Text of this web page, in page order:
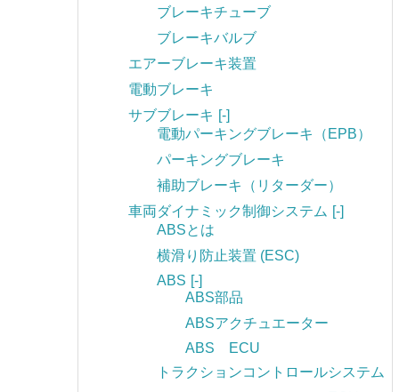
ブレーキチューブ
ブレーキバルブ
エアーブレーキ装置
電動ブレーキ
サブブレーキ [-]
電動パーキングブレーキ（EPB）
パーキングブレーキ
補助ブレーキ（リターダー）
車両ダイナミック制御システム [-]
ABSとは
横滑り防止装置 (ESC)
ABS [-]
ABS部品
ABSアクチュエーター
ABS ECU
トラクションコントロールシステム